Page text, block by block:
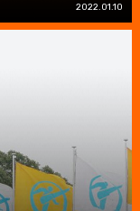
2022.01.10